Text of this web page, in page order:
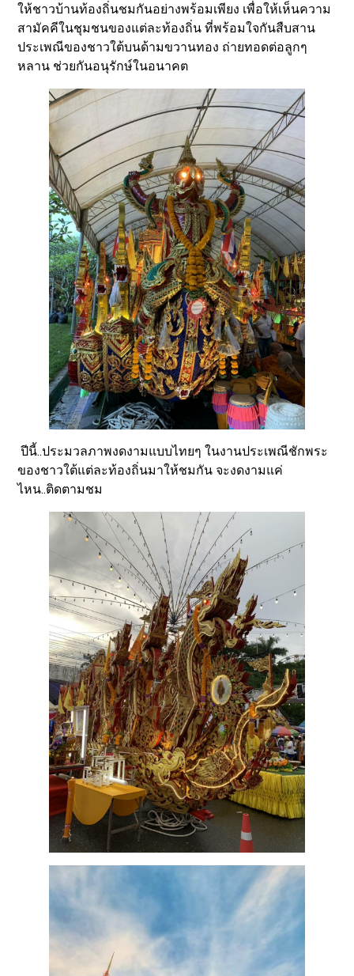
ให้ชาวบ้านท้องถิ่นชมกันอย่างพร้อมเพียง เพื่อให้เห็นความ
สามัคคีในชุมชนของแต่ละท้องถิ่น ที่พร้อมใจกันสืบสาน
ประเพณีของชาวใต้บนด้ามขวานทอง ถ่ายทอดต่อลูกๆ
หลาน ช่วยกันอนุรักษ์ในอนาคต
ปีนี้..ประมวลภาพงดงามแบบไทยๆ ในงานประเพณีชักพระ
ของชาวใต้แต่ละท้องถิ่นมาให้ชมกัน จะงดงามแค่
ไหน..ติดตามชม